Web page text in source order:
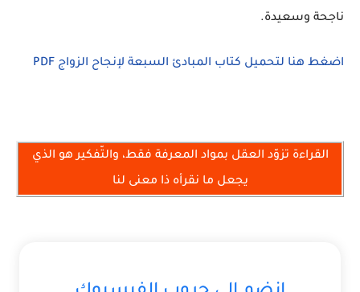
ناجحة وسعيدة.
اضغط هنا لتحميل كتاب المبادئ السبعة لإنجاح الزواج PDF
القراءة تزوّد العقل بمواد المعرفة فقط، والتّفكير هو الذي
يجعل ما نقرأه ذا معنى لنا